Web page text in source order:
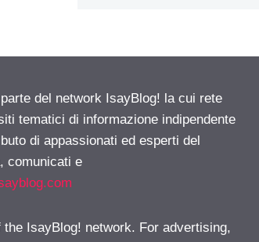
parte del network IsayBlog! la cui rete
tematici di informazione indipendente
di appassionati ed esperti del
comunicati e
IsayBlog! network. For advertising,